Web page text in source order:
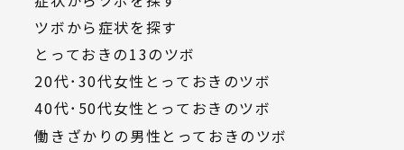
ツボから症状を探す
とっておきの13のツボ
20代・30代女性とっておきのツボ
40代・50代女性とっておきのツボ
働きざかりの男性とっておきのツボ